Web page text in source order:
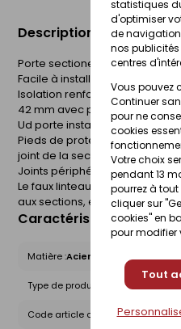
statistiques
d'optimiser
de
nos
centres
Vous pouvez
Continuer
pour ne
cookies
Votre choix
pendant 13
pourrez à
cliquer sur
cookies" en
pour modifier
Tout
Description du produit
Porte sectionelle monobloc
Facile à installer.
Isolation renforcée en
42 mm avec panneaux en
Ud porte installée jusqu'à 1.5W/
Pieds de protection
joint de la section basse.
Joints périphériques EPDM.
Le faux linteau et les
aux sections, en couleur et
Caractéristiques du
Matière :Acier galvanisé
Type de produit : Porte de garage
Code article chez le fournisseur :